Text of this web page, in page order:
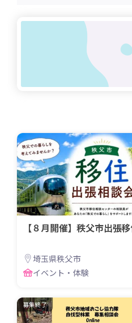
【８月開催】秩父市出張
埼玉県秩父市
イベント・体験
募集終了